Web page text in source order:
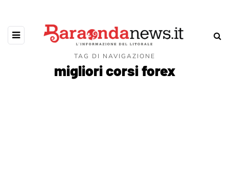
TAG DI NAVIGAZIONE
migliori corsi forex